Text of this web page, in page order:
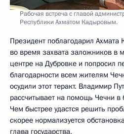
Рабочая встреча с главой
Республики Ахматом Кадыровым.
Президент поблагодарил
во время захвата заложников в
центре на Дубровке и попросил
благодарности всем жителям
осудили этот теракт. Владимир
рассчитывает на помощь Чечни
Чем быстрее удастся решить
скорее нормализуется
глава государства.